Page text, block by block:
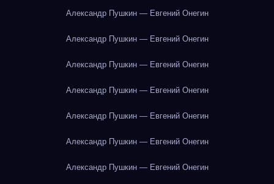
Александр Пушкин — Евгений Онегин
Александр Пушкин — Евгений Онегин
Александр Пушкин — Евгений Онегин
Александр Пушкин — Евгений Онегин
Александр Пушкин — Евгений Онегин
Александр Пушкин — Евгений Онегин
Александр Пушкин — Евгений Онегин